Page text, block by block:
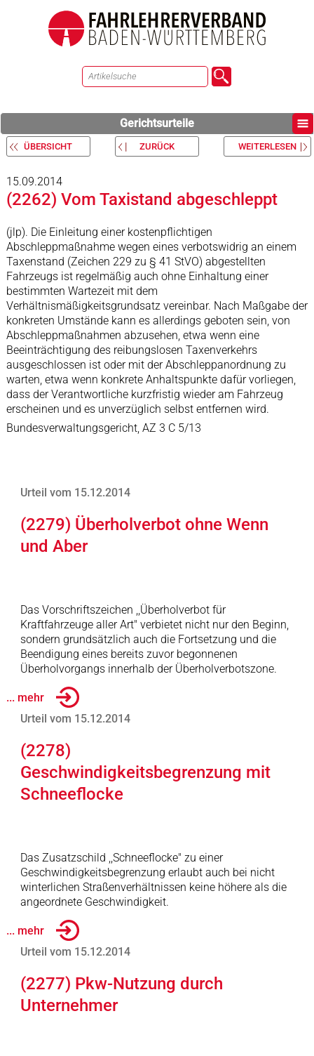
Gerichtsurteile
ÜBERSICHT ZURÜCK WEITERLESEN
15.09.2014
(2262) Vom Taxistand abgeschleppt
(jlp). Die Einleitung einer kostenpflichtigen
Abschleppmaßnahme wegen eines verbotswidrig an einem
Taxenstand (Zeichen 229 zu § 41 StVO) abgestellten
Fahrzeugs ist regelmäßig auch ohne Einhaltung einer
bestimmten Wartezeit mit dem
Verhältnismäßigkeitsgrundsatz vereinbar. Nach Maßgabe der
konkreten Umstände kann es allerdings geboten sein, von
Abschleppmaßnahmen abzusehen, etwa wenn eine
Beeinträchtigung des reibungslosen Taxenverkehrs
ausgeschlossen ist oder mit der Abschleppanordnung zu
warten, etwa wenn konkrete Anhaltspunkte dafür vorliegen,
dass der Verantwortliche kurzfristig wieder am Fahrzeug
erscheinen und es unverzüglich selbst entfernen wird.
Bundesverwaltungsgericht, AZ 3 C 5/13
Urteil vom 15.12.2014
(2279) Überholverbot ohne Wenn
und Aber
Das Vorschriftszeichen ,,Überholverbot für
Kraftfahrzeuge aller Art" verbietet nicht nur den Beginn,
sondern grundsätzlich auch die Fortsetzung und die
Beendigung eines bereits zuvor begonnenen
Überholvorgangs innerhalb der Überholverbotszone.
... mehr
Urteil vom 15.12.2014
(2278)
Geschwindigkeitsbegrenzung mit
Schneeflocke
Das Zusatzschild ,,Schneeflocke" zu einer
Geschwindigkeitsbegrenzung erlaubt auch bei nicht
winterlichen Straßenverhältnissen keine höhere als die
angeordnete Geschwindigkeit.
... mehr
Urteil vom 15.12.2014
(2277) Pkw-Nutzung durch
Unternehmer